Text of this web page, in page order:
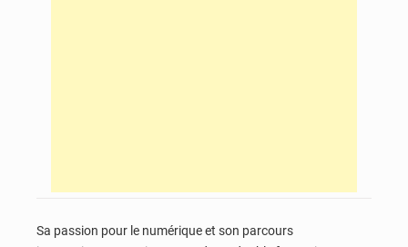
Sa passion pour le numérique et son parcours